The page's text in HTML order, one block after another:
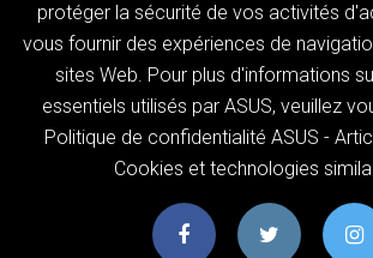
protéger la sécurité de vos activités
vous fournir des expériences de
sites Web. Pour plus d'informations
essentiels utilisés par ASUS, veuillez
Politique de confidentialité ASUS -
Cookies et technologies